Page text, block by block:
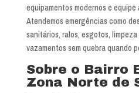
equipamentos modernos e
Atendemos emergências como
sanitários, ralos, esgotos,
vazamentos sem quebra quando
Sobre o Bairro
Zona Norte de